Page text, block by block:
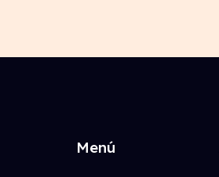
Menú